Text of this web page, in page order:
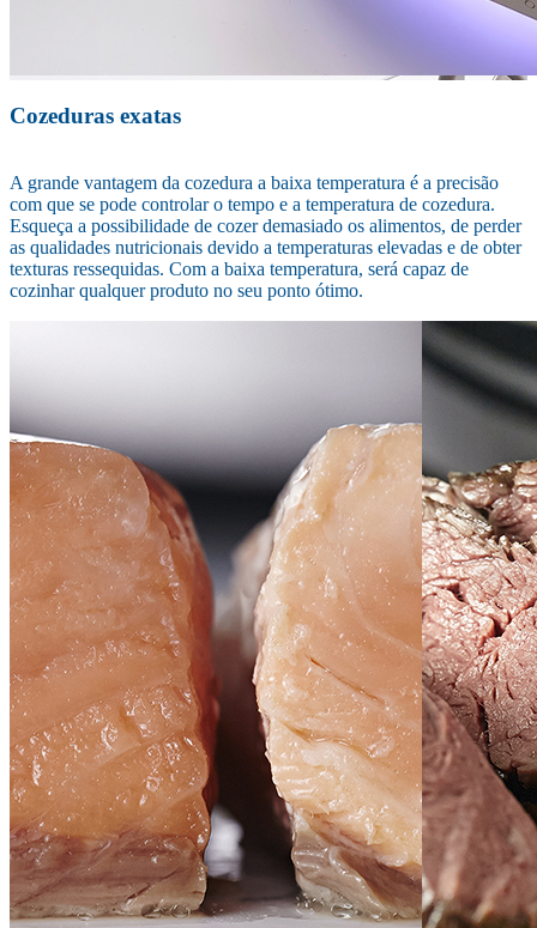
Cozeduras exatas
A grande vantagem da cozedura a baixa temperatura é a precisão
com que se pode controlar o tempo e a temperatura de cozedura.
Esqueça a possibilidade de cozer demasiado os alimentos, de perder
as qualidades nutricionais devido a temperaturas elevadas e de obter
texturas ressequidas. Com a baixa temperatura, será capaz de
cozinhar qualquer produto no seu ponto ótimo.